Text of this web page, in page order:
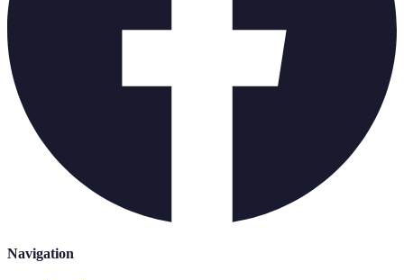
Navigation